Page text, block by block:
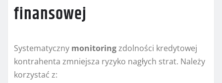
finansowej
Systematyczny monitoringzdolności kredytowej
kontrahenta zmniejsza ryzyko nagłych strat. Należy
korzystać z: